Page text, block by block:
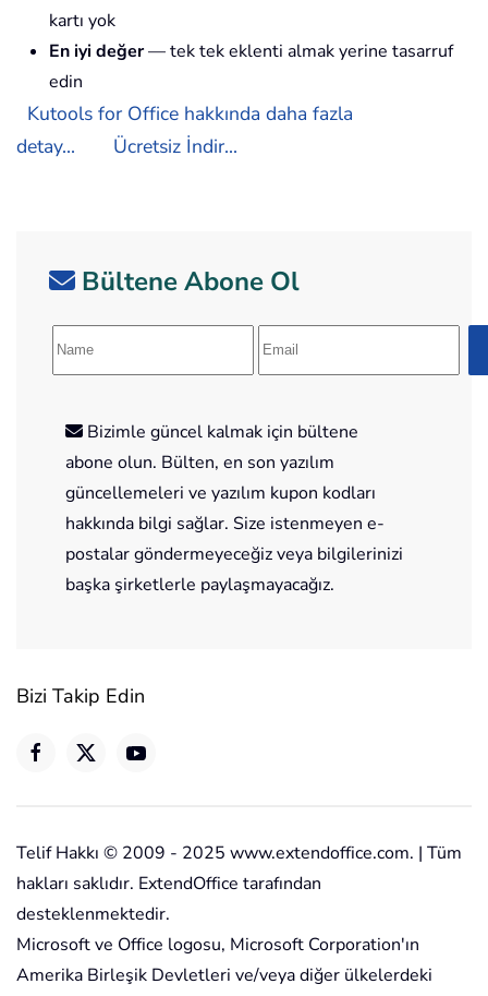
kartı yok
En iyi değer— tek tek eklenti almak yerine tasarruf
edin
Kutools for Office hakkında daha fazla
detay...
Ücretsiz İndir...
Bültene Abone Ol
Bizimle güncel kalmak için bültene
abone olun. Bülten, en son yazılım
güncellemeleri ve yazılım kupon kodları
hakkında bilgi sağlar. Size istenmeyen e-
postalar göndermeyeceğiz veya bilgilerinizi
başka şirketlerle paylaşmayacağız.
Bizi Takip Edin
Telif Hakkı © 2009 - 2025 www.extendoffice.com. | Tüm
hakları saklıdır. ExtendOffice tarafından
desteklenmektedir.
Microsoft ve Office logosu, Microsoft Corporation'ın
Amerika Birleşik Devletleri ve/veya diğer ülkelerdeki